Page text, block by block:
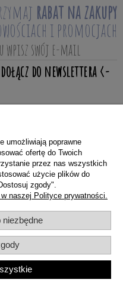
rabat na zakupy
i promocjach
umożliwiają poprawne
ofertę do Twoich
przez nas wszystkich
użycie plików do
zgody".
naszej Polityce prywatności.